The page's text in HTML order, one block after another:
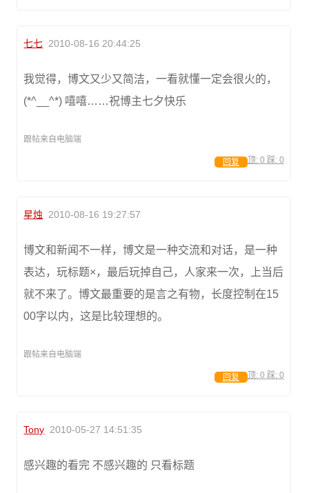
七七 2010-08-16 20:44:25
我觉得，博文又少又简洁，一看就懂一定会很火的，
(*^__^*) 嘻嘻……祝博主七夕快乐
跟帖来自电脑端
顶: 0 踩: 0
回复
星烛 2010-08-16 19:27:57
博文和新闻不一样，博文是一种交流和对话，是一种
表达，玩标题×，最后玩掉自己，人家来一次，上当后
就不来了。博文最重要的是言之有物，长度控制在15
00字以内，这是比较理想的。
跟帖来自电脑端
顶: 0 踩: 0
回复
Tony 2010-05-27 14:51:35
感兴趣的看完 不感兴趣的 只看标题